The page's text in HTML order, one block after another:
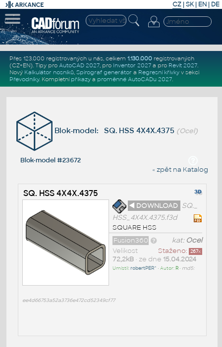
CZ | SK| EN | DE
Přes 123.000 registrovaných u nás, celkem 1.130.000registrovaných
(CZ+EN). Tipy pro AutoCAD 2027, pro Inventor 2027a pro Revit 2027.
Nový Kalkulátor nosníků, Spirograf generátor a Regresní křivkyv sekci
Převodníky. Kompletní příkazya proměnné AutoCADu 2027.
Blok-model: SQ. HSS 4X4X.4375 (Ocel)
Blok-model #23672
« zpět na Katalog
SQ. HSS 4X4X.4375
◄ DOWNLOAD SQ._
HSS_4X4X.4375.f3d
SQUARE HSS
kat: Ocel
Fusion360
Staženo: 267x
Velikost
72,2kB• ze dne 15.04.2024
Umístil:robertPER^ • Autor: R• md5:
ee4d66753a52a3736e472cd52349cf77